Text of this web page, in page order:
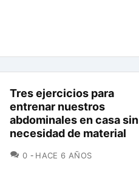
Tres ejercicios para
entrenar nuestros
abdominales en casa sin
necesidad de material
0 COMENTARIOS
HACE 6 AÑOS